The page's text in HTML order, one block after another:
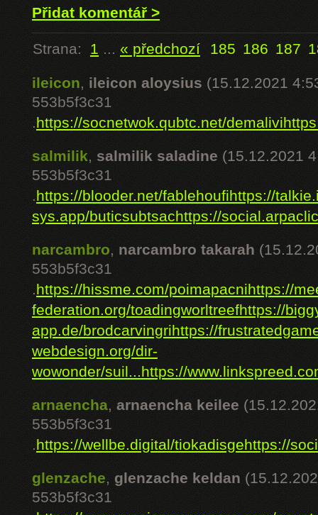
Přidat komentář >
Strana: 1 ... « předchozí 185 186 187
ileicon, ileicon aloysius (15.12.2021
553b5f3c31
.https://socnetwok.qubtc.net/demalivi
salmilik, salmilik saladine (15.12.2021
553b5f3c31
.https://blooder.net/fablehoufihttps://
sys.app/buticsubtsachttps://
narcambro, narcambro takarah
553b5f3c31
.https://hissme.com/poimapacnihttps://
federation.org/toadingworltreefhttps://
app.de/brodcarvingrihttps://
webdesign.org/dir-
wowonder/suil...https://
arnaencha, arnaencha keilee
553b5f3c31
.https://wellbe.digital/tiokadisgehttps://
glenzache, glenzache keldan
553b5f3c31